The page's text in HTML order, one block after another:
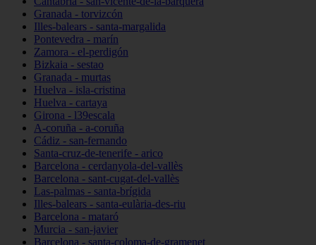
Granada - torvizcón
Illes-balears - santa-margalida
Pontevedra - marín
Zamora - el-perdigón
Bizkaia - sestao
Granada - murtas
Huelva - isla-cristina
Huelva - cartaya
Girona - l39escala
A-coruña - a-coruña
Cádiz - san-fernando
Santa-cruz-de-tenerife - arico
Barcelona - cerdanyola-del-vallès
Barcelona - sant-cugat-del-vallès
Las-palmas - santa-brígida
Illes-balears - santa-eulària-des-riu
Barcelona - mataró
Murcia - san-javier
Barcelona - santa-coloma-de-gramenet